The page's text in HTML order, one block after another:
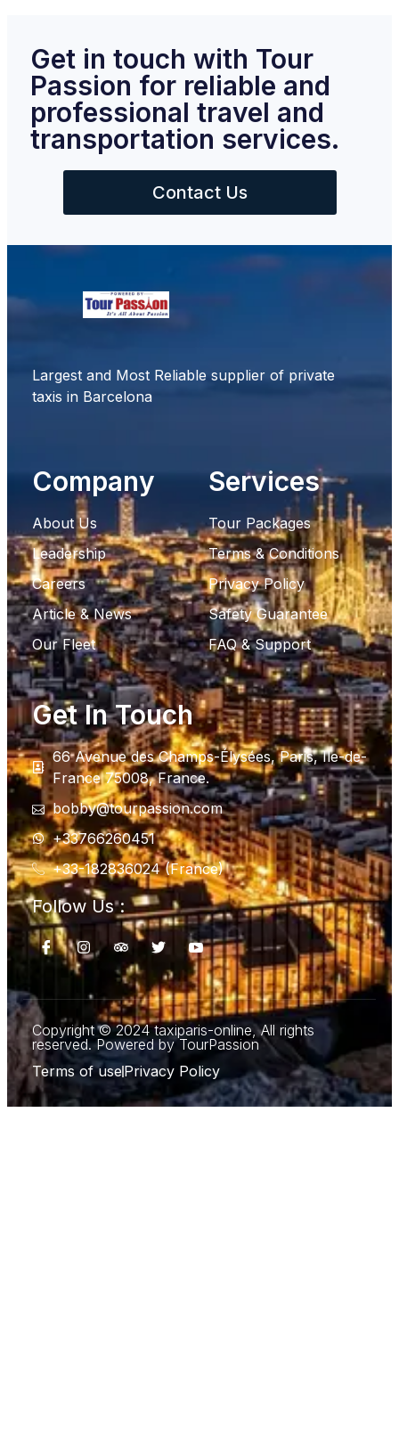
Get in touch with Tour
Passion for reliable and
professional travel and
transportation services.
Contact Us
Largest and Most Reliable supplier of private
taxis in Barcelona
Company
About Us
Leadership
Careers
Article & News
Our Fleet
Services
Tour Packages
Terms & Conditions
Privacy Policy
Safety Guarantee
FAQ & Support
Get In Touch
66 Avenue des Champs-Élysées, Paris, Ile-de-
France 75008, France.
bobby@tourpassion.com
+33766260451
+33-182836024 (France)
Follow Us :
Copyright © 2024 taxiparis-online, All rights
reserved. Powered by TourPassion
Terms of usePrivacy Policy